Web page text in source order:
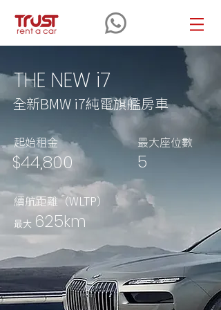
THE NEW i7
全新BMW i7純電旗艦房車
起始租金
$44,800
最大座位數
5
續航距離（WLTP）
最大 625km